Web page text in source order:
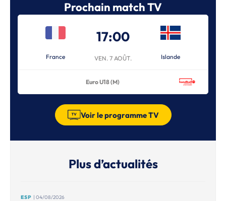
Prochain match TV
France
17:00
VEN. 7 AOÛT. Islande
Euro U18 (M)
Voir le programme TV
Plus d’actualités
ESP | 04/08/2026